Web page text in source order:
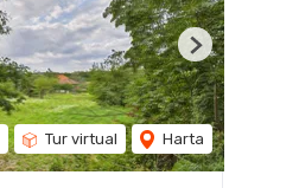
Tur virtual Harta
Next